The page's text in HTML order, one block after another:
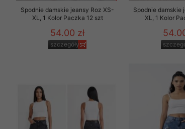
Spodnie damskie jeansy Roz XS-
XL, 1 Kolor Paczka 12 szt
54.00 zł
szczegóły
Spodnie damskie
XL, 1 Kolor